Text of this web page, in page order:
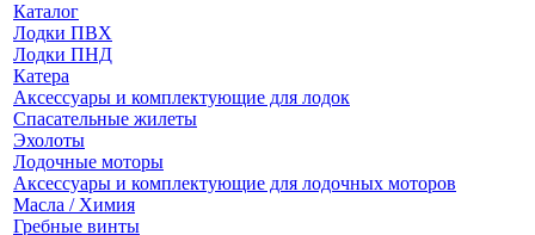
Каталог
Лодки ПВХ
Лодки ПНД
Катера
Аксессуары и комплектующие для лодок
Спасательные жилеты
Эхолоты
Лодочные моторы
Аксессуары и комплектующие для лодочных моторов
Масла / Химия
Гребные винты